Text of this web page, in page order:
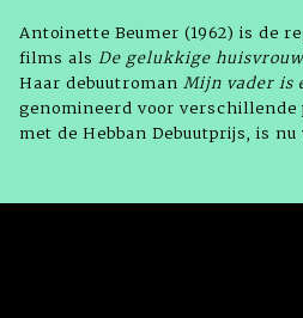
Antoinette Beumer (1962) is de
films als De gelukkige huisvrouw
Haar debuutroman Mijn vader is
genomineerd voor verschillende
met de Hebban Debuutprijs, is